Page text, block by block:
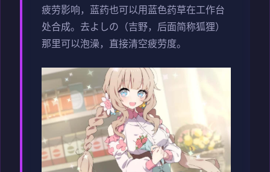
疲劳影响，蓝药也可以用蓝色药草在工作台
处合成。去よしの（吉野，后面简称狐狸）
那里可以泡澡，直接清空疲劳度。